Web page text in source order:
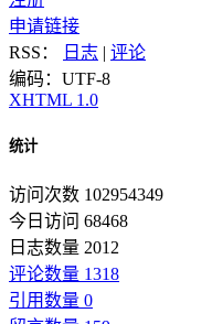
申请链接
RSS：
日志 | 评论
编码：UTF-8
XHTML 1.0
统计
访问次数 102954349
今日访问 68468
日志数量 2012
评论数量 1318
引用数量 0